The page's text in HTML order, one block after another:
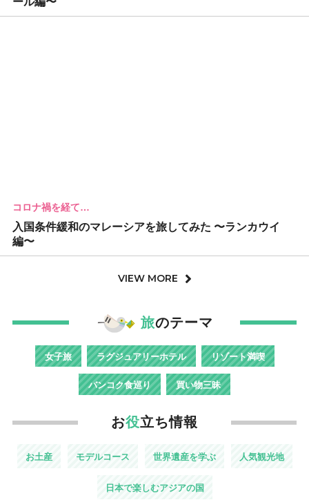
コロナ禍を経て…
入国条件緩和のマレーシアを旅してみた 〜ランカウイ
編〜
VIEW MORE
旅のテーマ
女子旅 ラグジュアリーホテル リゾート満喫
バンコク食巡り 買い物三昧
お役立ち情報
お土産 モデルコース 世界遺産を学ぶ 人気観光地
日本で楽しむアジアの国